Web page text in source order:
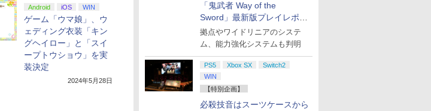
「鬼武者 Way of the
Sword」最新版プレイレポー
ト
拠点やワイドリニアのシステ
ム、能力強化システムも判明
PS5 Xbox SX
Switch2
WIN
【特別企画】
必殺技音はスーツケースから
Android iOS WIN
ゲーム「ウマ娘」、ウ
ェディング衣装「キン
グヘイロー」と「スイ
ープトウショウ」を実
装決定
2024年5月28日